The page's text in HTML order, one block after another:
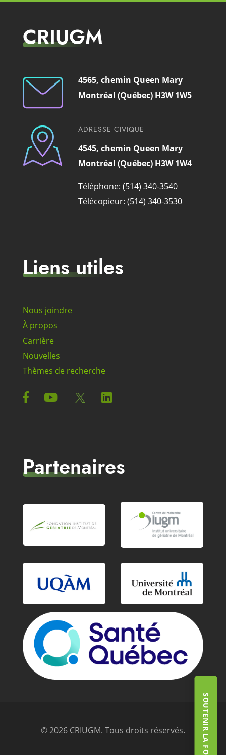
CRIUGM
4565, chemin Queen Mary
Montréal (Québec) H3W 1W5
ADRESSE CIVIQUE
4545, chemin Queen Mary
Montréal (Québec) H3W 1W4
Téléphone: (514) 340-3540
Télécopieur: (514) 340-3530
Liens utiles
Nous joindre
À propos
Carrière
Nouvelles
Thèmes de recherche
Partenaires
© 2026 CRIUGM. Tous droits réservés.